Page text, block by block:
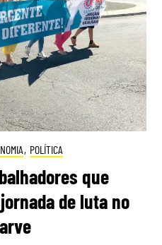
, POLÍTICA
que
de luta no